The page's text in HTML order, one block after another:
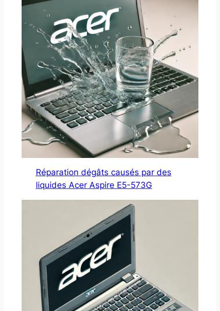
Réparation dégâts causés par des
liquides Acer Aspire E5-573G